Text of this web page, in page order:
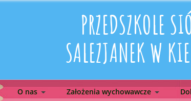
PRZEDSZKOLE
SALEZJANEK W
O nas Założenia wychowawcze